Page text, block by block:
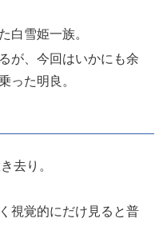
白雪姫一族。
が、今回はいかにも余
った明良。
去り。
視覚的にだけ見ると普